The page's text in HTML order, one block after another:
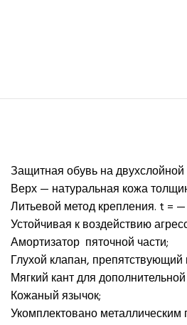
Защитная обувь на
Верх — натуральная кожа
Литьевой метод крепления. t =
Устойчивая к воздействию
Амортизатор пяточной части;
Глухой клапан,
Мягкий кант для
Кожаный язычок;
Укомплектовано